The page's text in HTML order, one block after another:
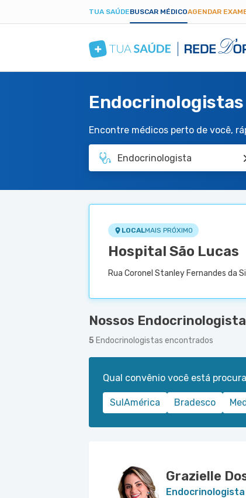
TUA SAÚDEBUSCAR MÉDICOAGENDAR
Encontre médicos perto de você,
LOCALMAIS PRÓXIMO
Hospital São Lucas
Rua Coronel Stanley Fernandes da
Nossos
5 Endocrinologistas encontrados
Qual convênio você está
SulAmérica Bradesco
Grazielle
Endocrinologista